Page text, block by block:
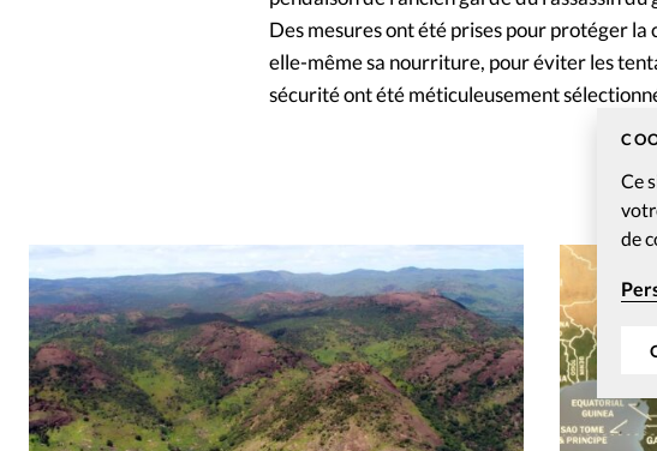
Ce
de
Des mesures ont été prises pour protéger
elle-même sa nourriture, pour éviter les
sécurité ont été méticuleusement